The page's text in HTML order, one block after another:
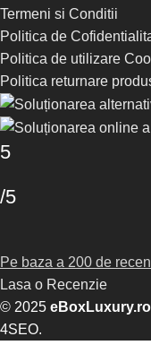
Termeni si Conditii
Politica de
Politica de utilizare
Politica returnare
5
/5
Pe baza a 200 de
Lasa o Recenzie
© 2025 eBoxLuxury.ro
4SEO.